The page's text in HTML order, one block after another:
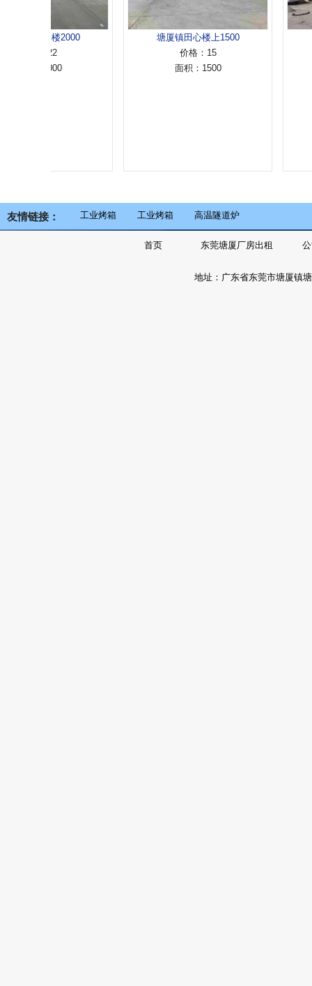
桥陇一楼2000
塘厦镇田心楼上1500
价格：15
面积：1500
友情链接： 工业烤箱 工业烤箱 高温隧道炉
首页 东莞塘厦厂房出租
地址：广东省东莞市塘厦